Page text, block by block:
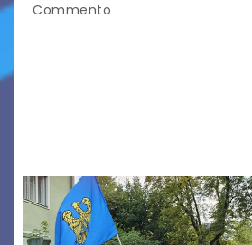
Commento